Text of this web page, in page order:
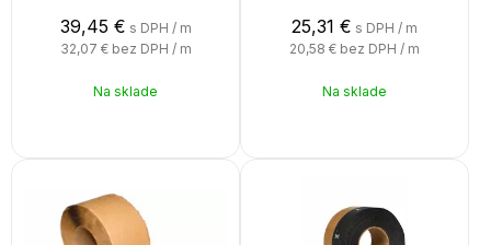
39,45 € s DPH / m
32,07 € bez DPH / m
Na sklade
25,31 € s DPH / m
20,58 € bez DPH / m
Na sklade